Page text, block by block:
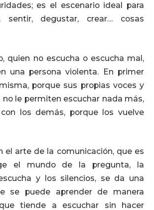
es el escenario ideal para
sentir, degustar, crear… cosas
quien no escucha o escucha mal,
una persona violenta. En primer
porque sus propias voces y
no le permiten escuchar nada más,
los demás, porque los vuelve
el arte de la comunicación, que es
el mundo de la pregunta, la
y los silencios, se da una
se puede aprender de manera
tiende a escuchar sin hacer